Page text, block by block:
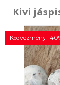
Kivi
Kedvezmény -